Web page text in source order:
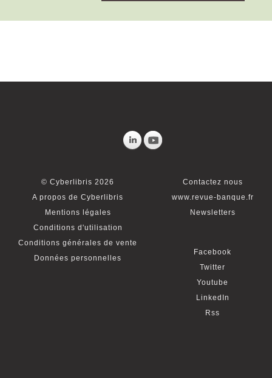
© Cyberlibris 2026
A propos de Cyberlibris
Mentions légales
Conditions d'utilisation
Conditions générales de vente
Données personnelles
Contactez nous
www.revue-banque.fr
Newsletters
Facebook
Twitter
Youtube
LinkedIn
Rss